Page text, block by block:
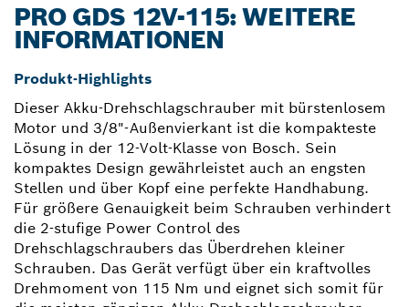
PRO GDS 12V-115: WEITERE
INFORMATIONEN
Produkt-Highlights
Dieser Akku-Drehschlagschrauber mit bürstenlosem
Motor und 3/8"-Außenvierkant ist die kompakteste
Lösung in der 12-Volt-Klasse von Bosch. Sein
kompaktes Design gewährleistet auch an engsten
Stellen und über Kopf eine perfekte Handhabung.
Für größere Genauigkeit beim Schrauben verhindert
die 2-stufige Power Control des
Drehschlagschraubers das Überdrehen kleiner
Schrauben. Das Gerät verfügt über ein kraftvolles
Drehmoment von 115 Nm und eignet sich somit für